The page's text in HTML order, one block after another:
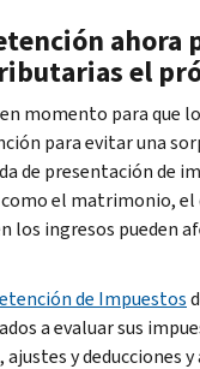
ahora
el
momento para que
para evitar una
de presentación de
como el matrimonio,
los ingresos pueden
de Impuestos
a evaluar sus
y deducciones